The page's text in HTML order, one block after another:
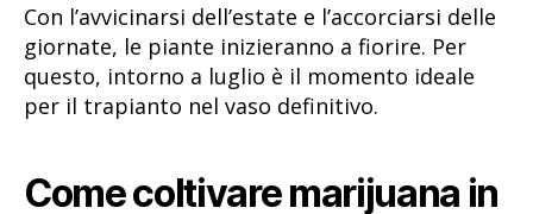
Con l’avvicinarsi dell’estate e l’accorciarsi delle
giornate, le piante inizieranno a fiorire. Per
questo, intorno a luglio è il momento ideale
per il trapianto nel vaso definitivo.
Come coltivare marijuana in